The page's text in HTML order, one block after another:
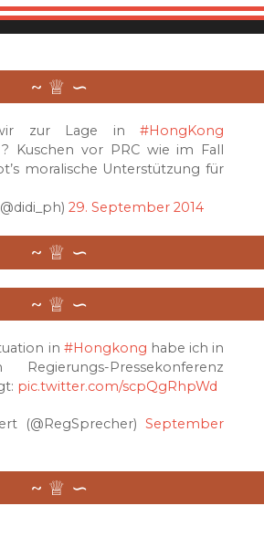
zur Lage in#HongKong
? Kuschen vor PRC wie im Fall
moralische Unterstützung für
29. September 2014
in #Hongkong habe ich in
Pressekonferenz
pic.twitter.com/scpQgRhpWd
(@RegSprecher)September